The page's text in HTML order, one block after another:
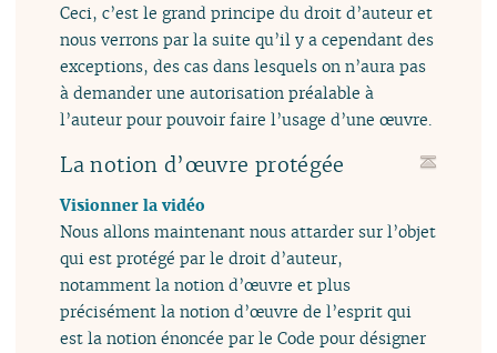
Ceci, c’est le grand principe du droit d’auteur et
nous verrons par la suite qu’il y a cependant des
exceptions, des cas dans lesquels on n’aura pas
à demander une autorisation préalable à
l’auteur pour pouvoir faire l’usage d’une œuvre.
La notion d’œuvre protégée
Visionner la vidéo
Nous allons maintenant nous attarder sur l’objet
qui est protégé par le droit d’auteur,
notamment la notion d’œuvre et plus
précisément la notion d’œuvre de l’esprit qui
est la notion énoncée par le Code pour désigner